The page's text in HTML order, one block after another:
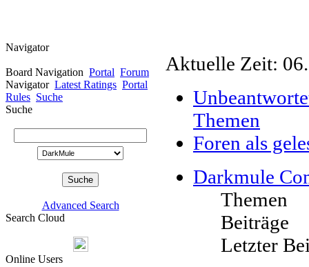
Navigator
Board Navigation Portal Forum
Navigator Latest Ratings Portal
Rules Suche
Suche
Advanced Search
Search Cloud
Online Users
Aktuelle Zeit:
Themen
Foren als
Darkmule
Themen
Beiträge
Letzter